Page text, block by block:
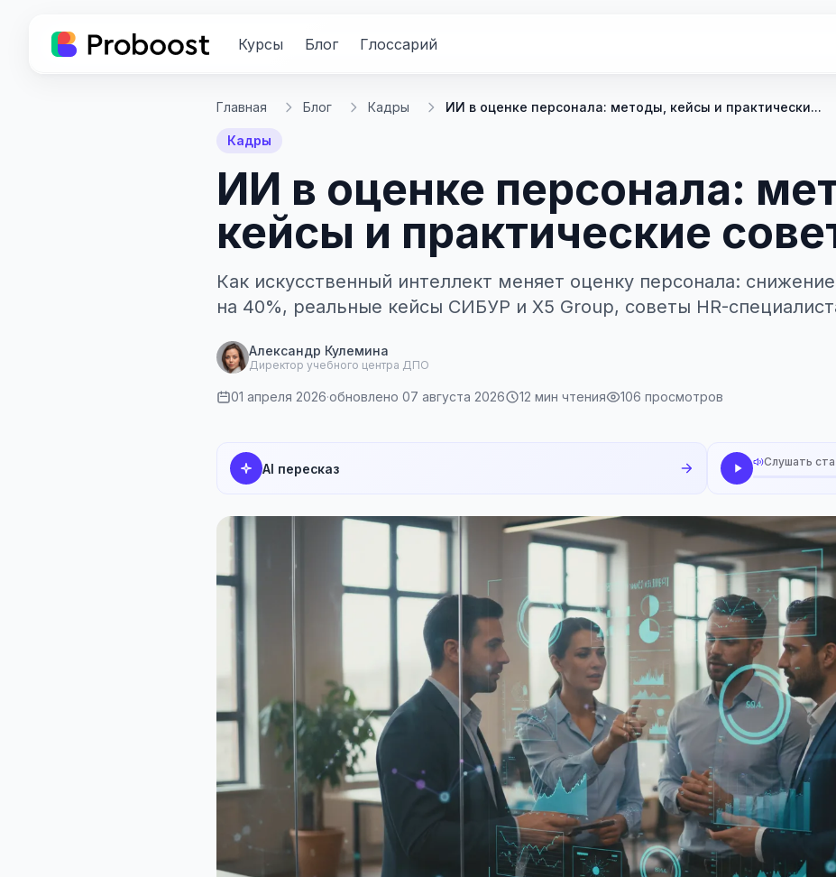
Курсы Блог Глоссарий
Главная Блог Кадры ИИ в оценке персонала: методы, кейсы и практически...
Кадры
ИИ в оценке персонала:
кейсы и практические
Как искусственный интеллект меняет оценку персонала:
на 40%, реальные кейсы СИБУР и X5 Group, советы HR-
Александр Кулемина
Директор учебного центра ДПО
01 апреля 2026·обновлено 07 августа 2026 12 мин чтения 106 просмотров
AI пересказ Слушать